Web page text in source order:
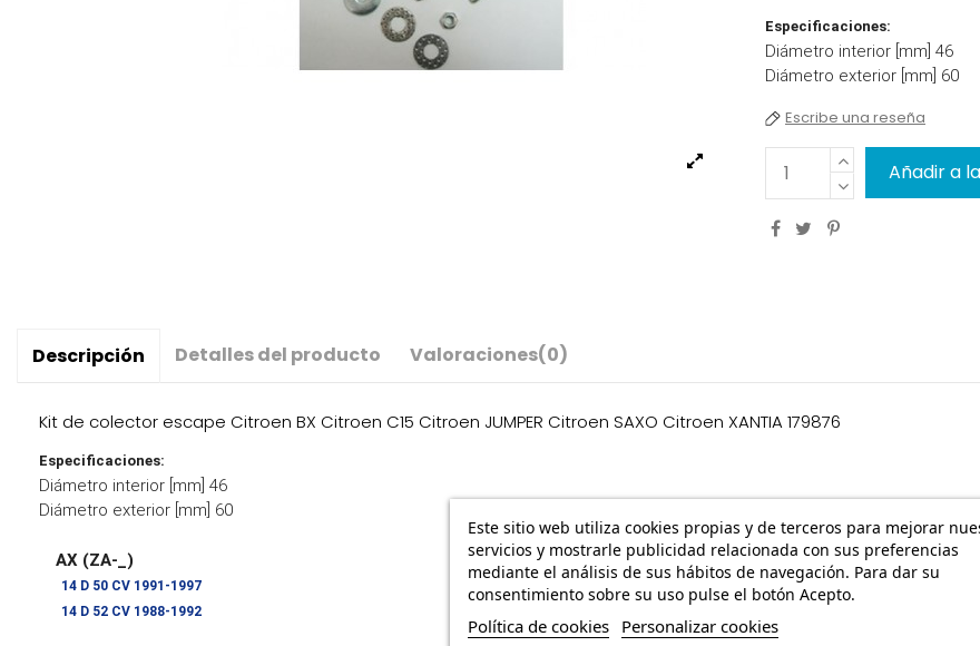
Especificaciones:
Diámetro interior [mm] 46
Diámetro exterior [mm] 60
Escribe una reseña
Añadir a
Descripción Detalles del producto Valoraciones(0)
Kit de colector escape Citroen BX Citroen C15 Citroen JUMPER Citroen SAXO Citroen XANTIA 179876
Especificaciones:
Diámetro interior [mm] 46
Diámetro exterior [mm] 60
AX (ZA-_)
14 D 50 CV 1991-1997
14 D 52 CV 1988-1992
BERLINGO / BERLINGO FIRST
Furgoneta/monovolumen (M_)
1.4 i (MBKFX, MBKFW) 75 CV 1996-2011
1.4
Este sitio web utiliza cookies propias y de terceros para mejorar
servicios y mostrarle publicidad relacionada con sus preferencias
mediante el análisis de sus hábitos de navegación. Para dar su
consentimiento sobre su uso pulse el botón Acepto.
Política de cookies Personalizar cookies